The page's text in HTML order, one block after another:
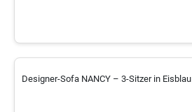
Designer-Sofa NANCY – 3-Sitzer in Eisblau